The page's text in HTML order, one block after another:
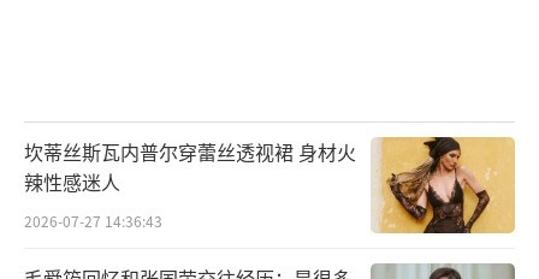
坎蒂丝斯瓦内普尔穿蕾丝透视裙 身材火
辣性感迷人
2026-07-27 14:36:43